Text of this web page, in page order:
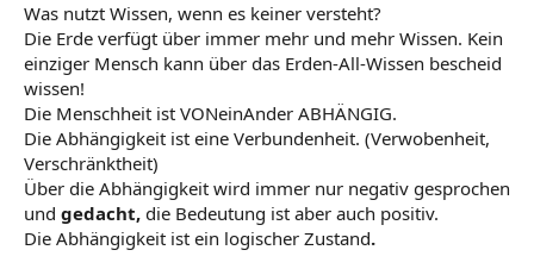
Was nutzt Wissen, wenn es keiner versteht?
Die Erde verfügt über immer mehr und mehr Wissen. Kein
einziger Mensch kann über das Erden-All-Wissen bescheid
wissen!
Die Menschheit ist VONeinAnder ABHÄNGIG.
Die Abhängigkeit ist eine Verbundenheit. (Verwobenheit,
Verschränktheit)
Über die Abhängigkeit wird immer nur negativ gesprochen
und gedacht, die Bedeutung ist aber auch positiv.
Die Abhängigkeit ist ein logischer Zustand.